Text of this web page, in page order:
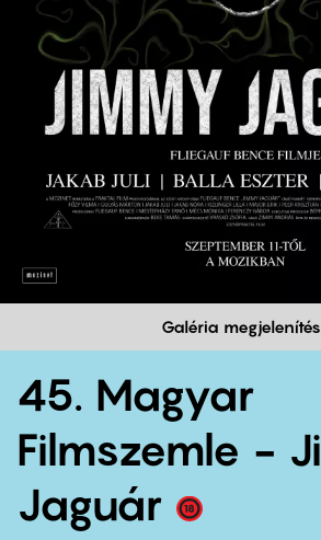
Galéria
45. Magyar
Filmszemle -
Jaguár